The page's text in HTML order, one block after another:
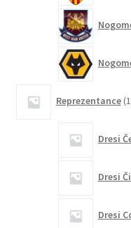
Reprezentance
Dresi
Dresi
Dresi